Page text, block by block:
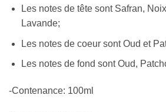
Les notes de tête sont Safran,
Lavande;
Les notes de coeur sont Oud et
Les notes de fond sont Oud,
-Contenance: 100ml